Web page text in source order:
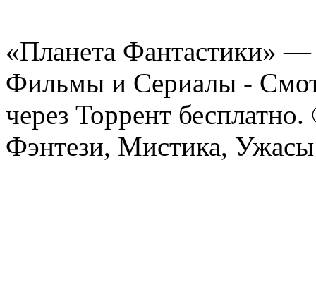
«Планета Фантастики»
Фильмы и Сериалы -
через Торрент
Фэнтези, Мистика,